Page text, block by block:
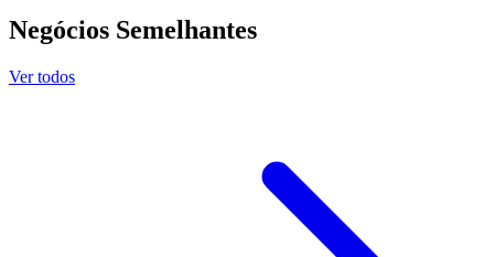
Negócios Semelhantes
Ver todos